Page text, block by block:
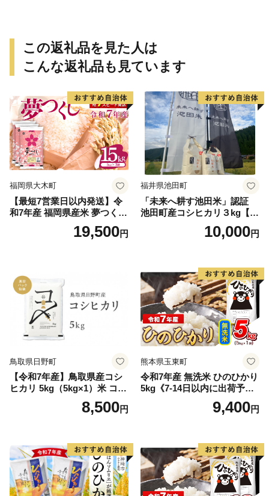
この返礼品を見た人は
こんな返礼品も見ています
福岡県大木町
【最短7営業日以内発送】令
和7年産 福岡県産米 夢つくし
15kg 精米 ※北海道・沖縄・
19,500円
福井県池田町
「未来へ耕す池田米」認証
池田町産コシヒカリ３kg【お
1人様につき３セットまで】
10,000円
鳥取県日野町
【令和7年産】鳥取県産コシ
ヒカリ 5kg（5kg×1）米 コシ
ヒカリ こしひかり お米 白米
精米 5キロ おこめ こめ コメ
野町産 Elevation
8,500円
熊本県玉東町
令和7年産 無洗米 ひのひかり
5kg《7-14日以内に出荷予定
(土日祝除く)》コメ 米 無洗米
高レビュー｜人気米 熊本県
9,400円